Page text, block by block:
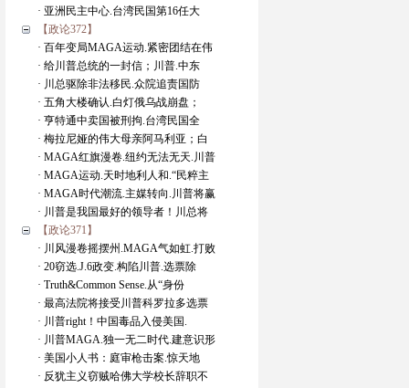
· 亚洲民主中心.台湾民国第16任大
【政论372】
· 百年变局MAGA运动.紧密团结在伟
· 给川普总统的一封信；川普.中东
· 川总驱除非法移民.众院追责国防
· 五角大楼确认.白灯俄乌战崩盘；
· 亨特通中卖国被刑拘.台湾民国全
· 梅拉尼娅的伟大母亲阿马利亚；白
· MAGA红旗漫卷.纽约无法无天.川普
· MAGA运动.天时地利人和.“民粹主
· MAGA时代潮流.主媒转向.川普将赢
· 川普是我国最好的领导者！川总将
【政论371】
· 川风漫卷摇摆州.MAGA气如虹.打败
· 20窃选.J.6政变.构陷川普.选票除
· Truth&Common Sense.从“身份
· 最高法院将接受川普科罗拉多选票
· 川普right！中国毒品入侵美国.
· 川普MAGA.独一无二时代.建意识形
· 美国小人书：庭审枪击案.惊天地
· 反犹主义窃贼哈佛大学校长辞职不